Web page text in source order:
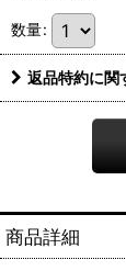
数量:
返品特約に関
商品詳細